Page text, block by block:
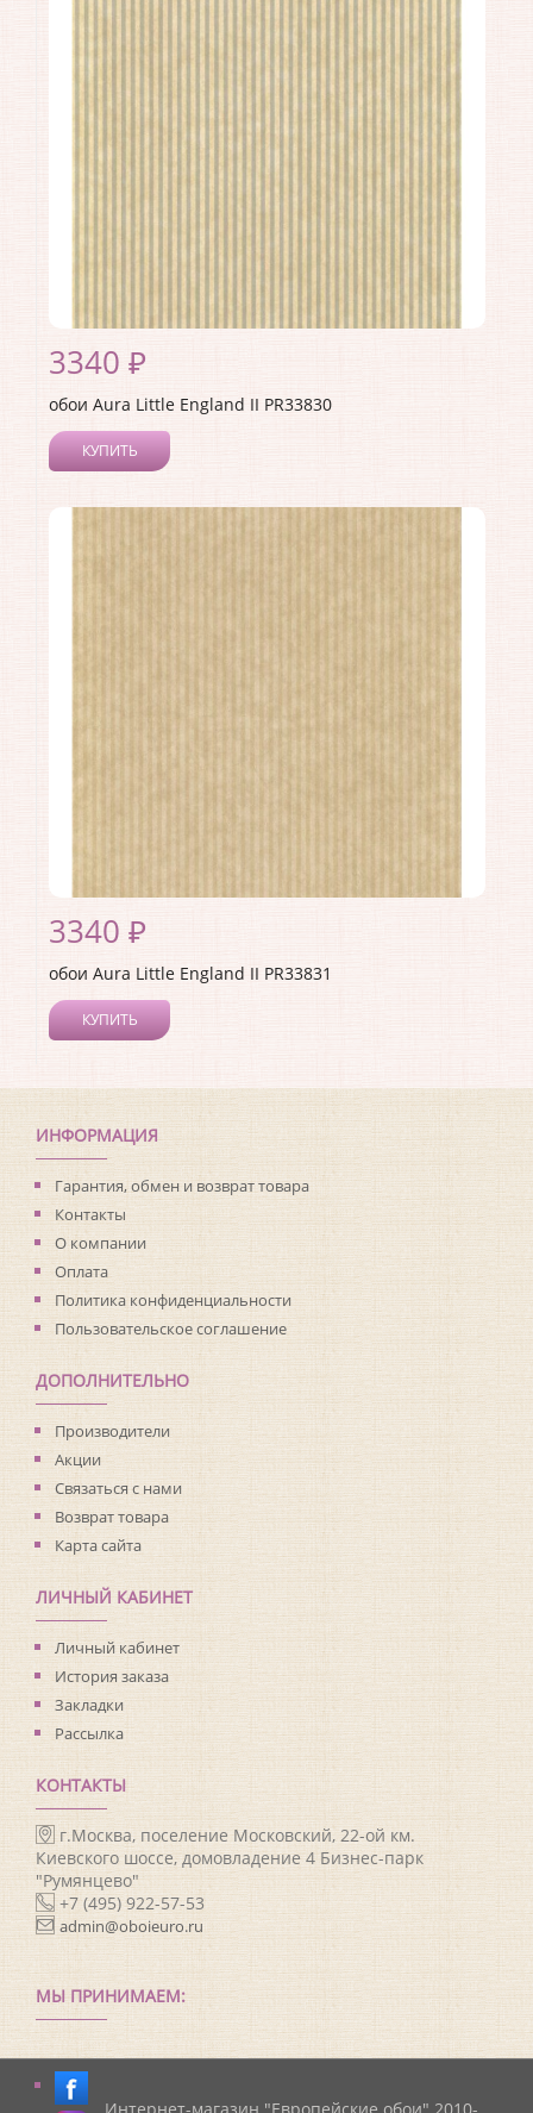
3340 ₽
обои Aura Little England II PR33830
КУПИТЬ
3340 ₽
обои Aura Little England II PR33831
КУПИТЬ
ИНФОРМАЦИЯ
Гарантия, обмен и возврат товара
Контакты
О компании
Оплата
Политика конфиденциальности
Пользовательское соглашение
ДОПОЛНИТЕЛЬНО
Производители
Акции
Связаться с нами
Возврат товара
Карта сайта
ЛИЧНЫЙ КАБИНЕТ
Личный кабинет
История заказа
Закладки
Рассылка
КОНТАКТЫ
г.Москва, поселение Московский, 22-ой км.
Киевского шоссе, домовладение 4 Бизнес-парк
"Румянцево"
+7 (495) 922-57-53
admin@oboieuro.ru
МЫ ПРИНИМАЕМ:
Интернет-магазин "Европейские обои" 2010-